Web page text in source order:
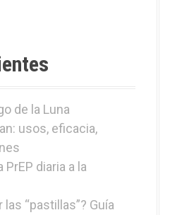
de la Luna
usos, eficacia,
PrEP diaria a la
“pastillas”? Guía